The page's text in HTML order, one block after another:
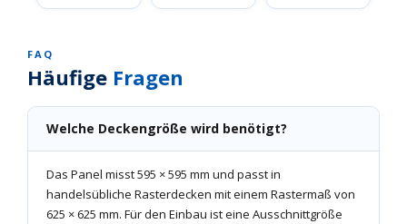
FAQ
Häufige Fragen
Welche Deckengröße wird benötigt?
Das Panel misst 595 × 595 mm und passt in
handelsübliche Rasterdecken mit einem Rastermaß von
625 × 625 mm. Für den Einbau ist eine Ausschnittgröße